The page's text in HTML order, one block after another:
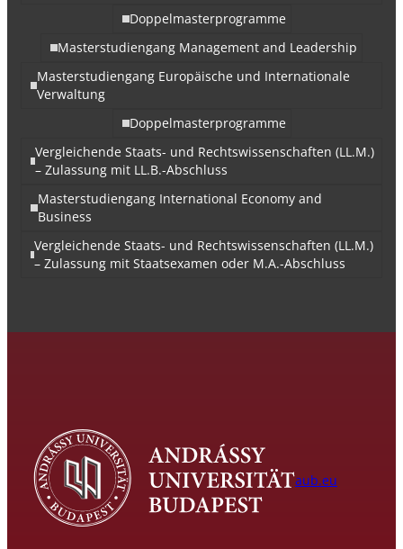
Doppelmasterprogramme
Masterstudiengang Management and Leadership
Masterstudiengang Europäische und Internationale
Verwaltung
Doppelmasterprogramme
Vergleichende Staats- und Rechtswissenschaften (LL.M.)
– Zulassung mit LL.B.-Abschluss
Masterstudiengang International Economy and
Business
Vergleichende Staats- und Rechtswissenschaften (LL.M.)
– Zulassung mit Staatsexamen oder M.A.-Abschluss
aub.eu